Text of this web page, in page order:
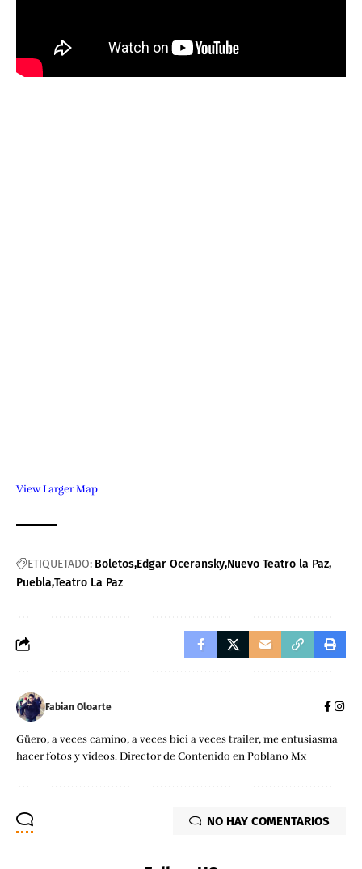
View Larger Map
ETIQUETADO: Boletos Edgar Oceransky Nuevo Teatro la Paz
Puebla Teatro La Paz
Fabian Oloarte
Güero, a veces camino, a veces bici a veces trailer, me entusiasma
hacer fotos y videos. Director de Contenido en Poblano Mx
NO HAY COMENTARIOS